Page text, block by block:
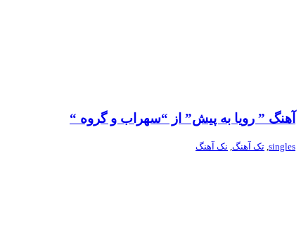
آهنگ ” رویا به پیش” از “سهراب و گروه “
singles تک آهنگ نک آهنگ